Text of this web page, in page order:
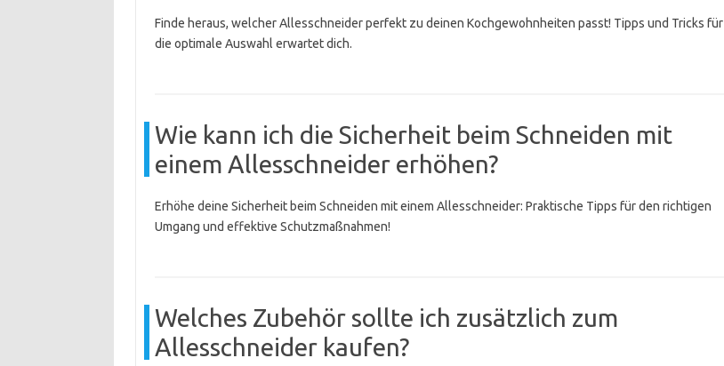
Finde heraus, welcher Allesschneider perfekt zu deinen Kochgewohnheiten passt! Tipps und Tricks für
die optimale Auswahl erwartet dich.
Wie kann ich die Sicherheit beim Schneiden mit
einem Allesschneider erhöhen?
Erhöhe deine Sicherheit beim Schneiden mit einem Allesschneider: Praktische Tipps für den richtigen
Umgang und effektive Schutzmaßnahmen!
Welches Zubehör sollte ich zusätzlich zum
Allesschneider kaufen?